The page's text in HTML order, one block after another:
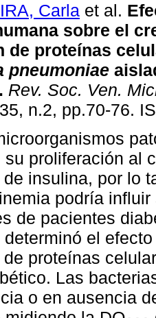
Carla et al.
sobre el
de proteínas
pneumoniae
. Rev. Soc. Ven.
n.2, pp.70-76.
su proliferación al
insulina, por lo
podría influir
de pacientes
el
de proteínas
Las
o en ausencia